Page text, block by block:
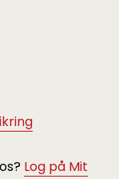
Log på Mit